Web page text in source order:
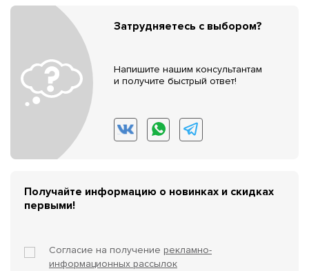
Затрудняетесь с выбором?
Напишите нашим консультантам
и получите быстрый ответ!
Получайте информацию о новинках и скидках
первыми!
Согласие на получение рекламно-
информационных рассылок